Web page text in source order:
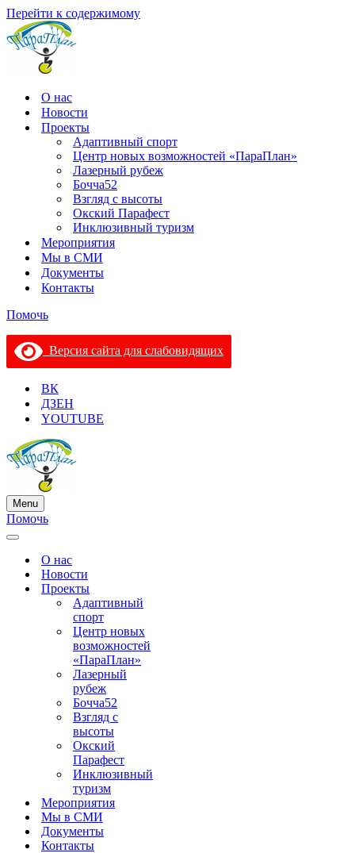
Перейти к содержимому
О нас
Новости
Проекты
Адаптивный спорт
Центр новых возможностей «ПараПлан»
Лазерный рубеж
Бочча52
Взгляд с высоты
Окский Парафест
Инклюзивный туризм
Мероприятия
Мы в СМИ
Документы
Контакты
Помочь
Версия сайта для слабовидящих
ВК
ДЗЕН
YOUTUBE
Menu
Меню
навигации
Помочь
Меню
навигацииО нас
Новости
Проекты
Адаптивный
спорт
Центр новых
возможностей
«ПараПлан»
Лазерный
рубеж
Бочча52
Взгляд с
высоты
Окский
Парафест
Инклюзивный
туризм
Мероприятия
Мы в СМИ
Документы
Контакты